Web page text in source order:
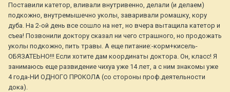
Поставили катетор, вливали внутривенно, делали (и делаем)
подкожно, внутремышечно уколы, заваривали ромашку, кору
дуба. На 2-ой день все сошло на нет, но вчера вытащила катетор и
съеа! Позвонили доктору сказал ни чего страшного, но продожать
уколы подкожно, пить травы. А еще питание:-корм+кисель-
ОБЯЗАТЕЬНО!!! Если хотите дам координаты доктора. Он, класс! Я
занимаюсь еще развидение чихуа уже 14 лет, а с ним знакомы уже
4 года-НИ ОДНОГО ПРОКОЛА (со стороны проф.деятельности
дока).